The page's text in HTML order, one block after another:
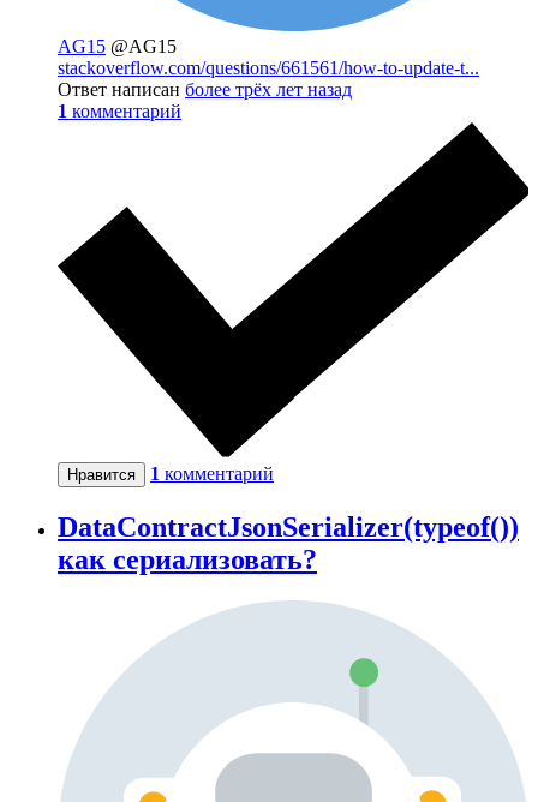
AG15 @AG15
stackoverflow.com/questions/661561/how-to-update-t...
Ответ написан более трёх лет назад
1 комментарий
Нравится 1 комментарий
DataContractJsonSerializer(typeof())
как сериализовать?